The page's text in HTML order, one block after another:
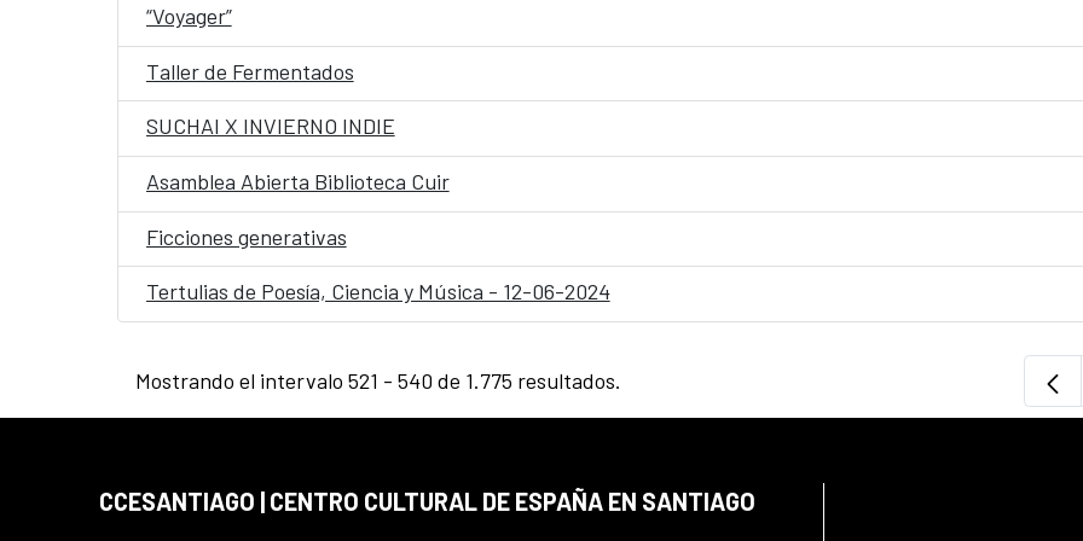
“Voyager”
Taller de Fermentados
SUCHAI X INVIERNO INDIE
Asamblea Abierta Biblioteca Cuir
Ficciones generativas
Tertulias de Poesía, Ciencia y Música - 12-06-2024
Mostrando el intervalo 521 - 540 de 1.775 resultados.
CCESANTIAGO | CENTRO CULTURAL DE ESPAÑA EN SANTIAGO